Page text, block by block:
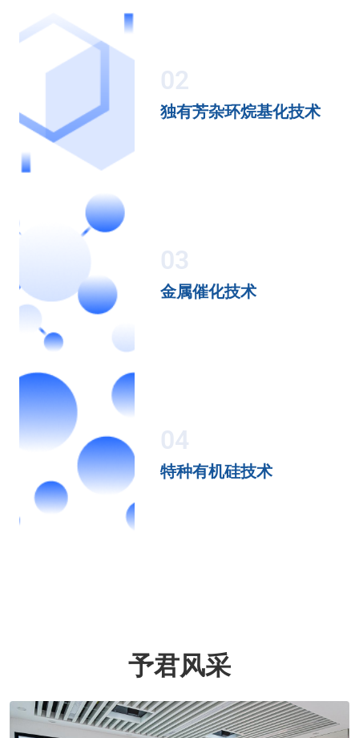
02
独有芳杂环烷基化技术
03
金属催化技术
04
特种有机硅技术
予君风采